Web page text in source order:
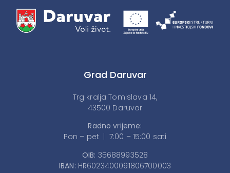
Grad Daruvar
Trg kralja Tomislava 14,
43500 Daruvar
Radno vrijeme:
Pon – pet | 7:00 – 15:00 sati
OIB: 35688993528
IBAN: HR6023400091806700003